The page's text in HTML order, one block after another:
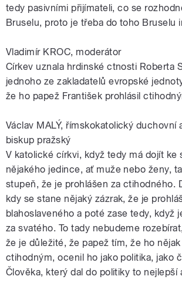
tedy pasivními přijímateli, co se
Bruselu, proto je třeba do toho Bruselu
Vladimír KROC, moderátor
Církev uznala hrdinské ctnosti Roberta
jednoho ze zakladatelů evropské
že ho papež František prohlásil
Václav MALÝ, římskokatolický duchovní
biskup pražský
V katolické církvi, když tedy má dojít ke
nějakého jedince, ať muže nebo ženy,
stupeň, že je prohlášen za ctihodného.
kdy se stane nějaký zázrak, že je
blahoslaveného a poté zase tedy, když
za svatého. To tady nebudeme
že je důležité, že papež tím, že ho nějak
ctihodným, ocenil ho jako politika, jako
Člověka, který dal do politiky to nejlepší